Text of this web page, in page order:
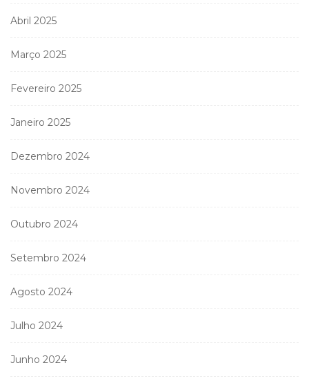
Abril 2025
Março 2025
Fevereiro 2025
Janeiro 2025
Dezembro 2024
Novembro 2024
Outubro 2024
Setembro 2024
Agosto 2024
Julho 2024
Junho 2024